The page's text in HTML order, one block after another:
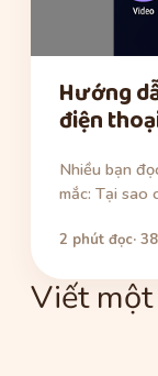
Hướng
điện
Nhiều bạn
mắc: Tại
2 phút đọc·
Viết